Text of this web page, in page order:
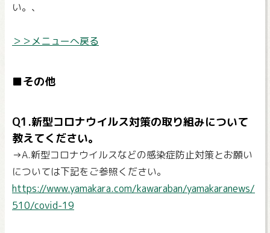
い。、
＞＞メニューへ戻る
■その他
Q1.新型コロナウイルス対策の取り組みについて
教えてください。
→A.新型コロナウイルスなどの感染症防止対策とお願い
については下記をご参照ください。
https://www.yamakara.com/kawaraban/yamakaranews/
510/covid-19